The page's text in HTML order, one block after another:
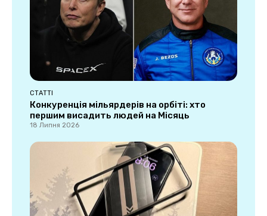
СТАТТІ
Конкуренція мільярдерів на орбіті: хто
першим висадить людей на Місяць
18 Липня 2026